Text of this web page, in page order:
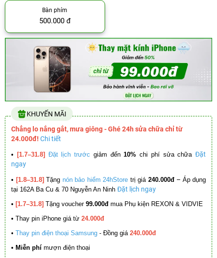
Bàn phím
500.000 đ
KHUYẾN MÃI
Chẳng lo nắng gắt, mưa giông - Ghé 24h sửa chữa chỉ từ
24.000đ! Chi tiết
• [1.7–31.8] Đặt lịch trước giảm đến10% chi phí sửa chữa Đặt
ngay
• [1.8–31.8] Tặng nón bảo hiểm 24hStore trị giá 240.000đ – Áp dụng
tại 162A Ba Cu & 70 Nguyễn An Ninh Đặt lịch ngay
• [1.7–31.8] Tặng voucher 99.000đ mua Phụ kiện REXON & VIDVIE
• Thay pin iPhone giá từ 24.000đ
• Thay pin điện thoại Samsung - Đồng giá 240.000đ
• Miễn phí mượn điện thoại